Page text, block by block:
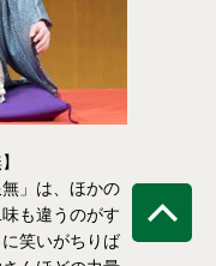
」は、ほかの
も違うのがす
笑いがちりば